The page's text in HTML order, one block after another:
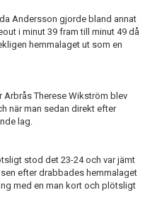
Andersson gjorde bland annat
i minut 39 fram till minut 49 då
hemmalaget ut som en
Arbrås Therese Wikström blev
när man sedan direkt efter
lag.
stod det 23-24 och var jämt
efter drabbades hemmalaget
med en man kort och plötsligt